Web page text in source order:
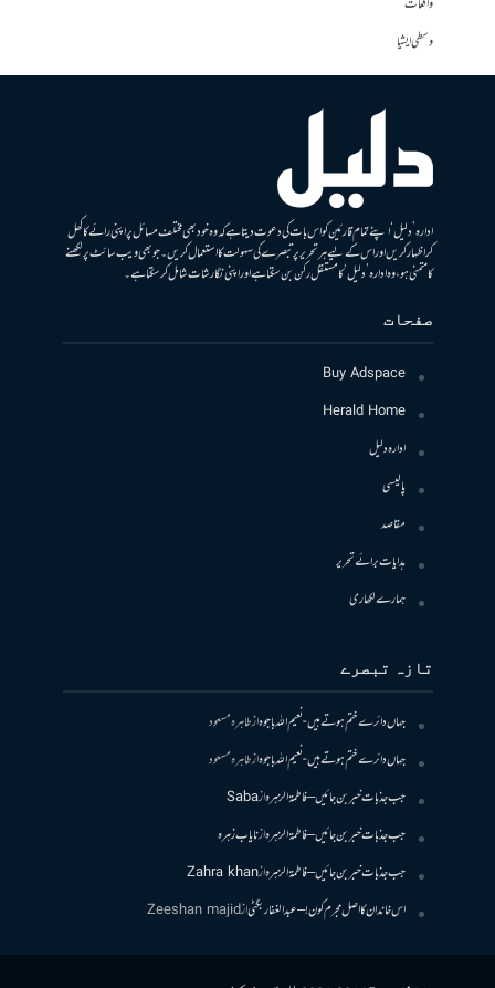
وسطی ایشیا
ادارہ ’دلیل‘ اپنے تمام قارئین کو اس بات کی دعوت دیتا ہے کہ وہ خود بھی مختلف مسائل پر اپنی رائے کا کھل
کر اظہار کریں اور اس کے لیے ہر تحریر پر تبصرے کی سہولت کا استعمال کریں۔ جو بھی ویب سائٹ پر لکھنے
کا متمنی ہو، وہ ادارہ ’دلیل‘ کا مستقل رکن بن سکتا ہے اور اپنی نگارشات شامل کرسکتا ہے۔
صفحات
Buy Adspace
Herald Home
ادارہ دلیل
پالیسی
مقاصد
ہدایات برائے تحریر
ہمارے لکھاری
تازہ تبصرے
جہاں دائرے ختم ہوتے ہیں- نعیم اللہ باجوہازطاہرہ مسعود
جہاں دائرے ختم ہوتے ہیں- نعیم اللہ باجوہازطاہرہ مسعود
جب جذبات خبر بن جائیں – فاطمۃالزہرہازSaba
جب جذبات خبر بن جائیں – فاطمۃالزہرہازنایاب زہرہ
جب جذبات خبر بن جائیں – فاطمۃالزہرہازZahra khan
اس خاندان کا اصل مجرم کون! – عبدالغفار بگٹیازZeeshan majid